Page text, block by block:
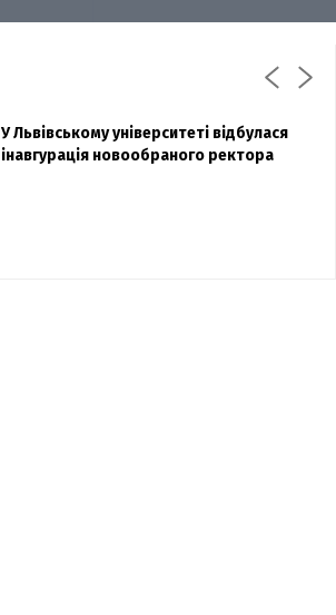
Павло Дак
Захисник "Азовсталі" Діанов вдруге
одружився та показав фото з весілля
У Львівському університеті відбулася
інавгурація новообраного ректора